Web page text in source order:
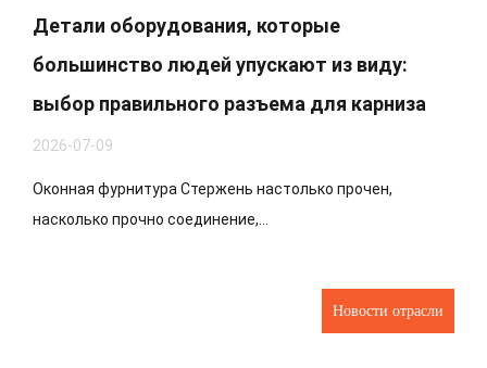
Детали оборудования, которые
большинство людей упускают из виду:
выбор правильного разъема для карниза
2026-07-09
Оконная фурнитура Стержень настолько прочен,
насколько прочно соединение,...
Новости отрасли